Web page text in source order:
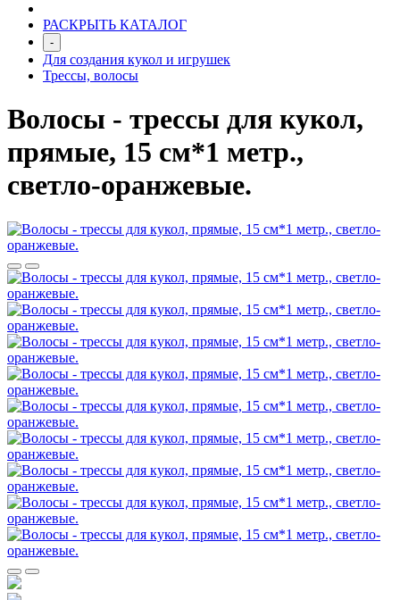
РАСКРЫТЬ КАТАЛОГ
-
Для создания кукол и игрушек
Трессы, волосы
Волосы - трессы для кукол,
прямые, 15 см*1 метр.,
светло-оранжевые.